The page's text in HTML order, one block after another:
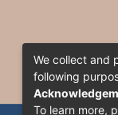
We collect and
following
To learn more,